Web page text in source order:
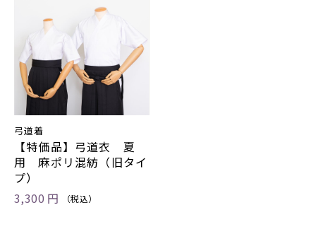
お買い物を続ける
弓道着
【特価品】弓道衣 夏
用 麻ポリ混紡（旧タイ
プ）
3,300 円
（税込）